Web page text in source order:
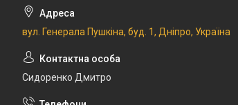
вул. Генерала Пушкіна, буд. 1, Дніпро, Україна
Сидоренко Дмитро